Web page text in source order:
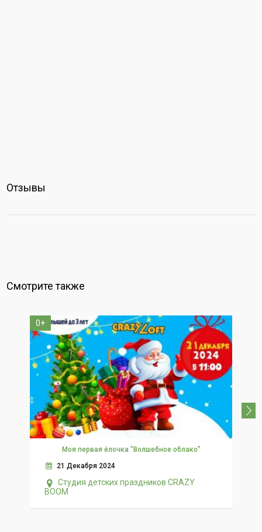
Отзывы
Смотрите также
0+
Моя первая ёлочка "Волшебное облако"
21 Декабря 2024
Студия детских праздников CRAZY
BOOM